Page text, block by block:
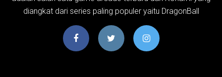
diangkat dari series paling populer yaitu DragonBall